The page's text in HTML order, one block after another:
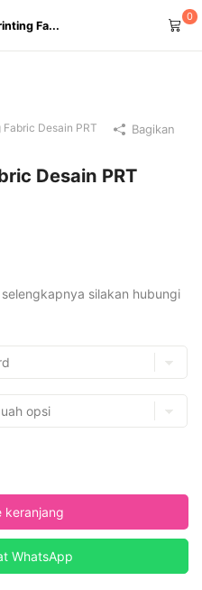
Fa...
0
Desain PRT
Desain PRT
silakan hubungi
keranjang
WhatsApp
Bagikan